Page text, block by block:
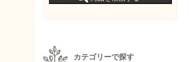
カテゴリーで探す